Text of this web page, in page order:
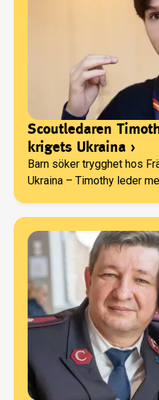
Scoutledaren
krigets Ukraina ›
Barn söker trygghet hos
Ukraina – Timothy leder